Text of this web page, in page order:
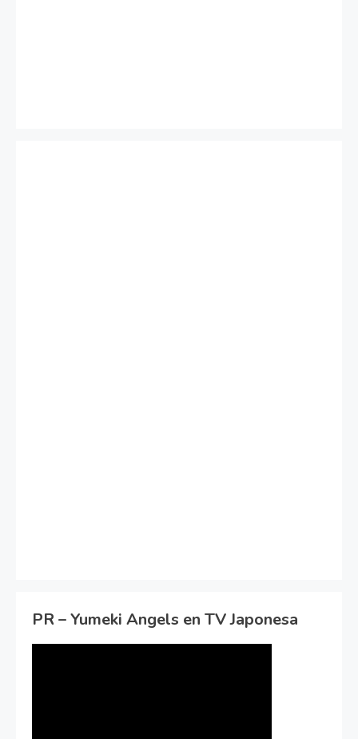
PR – Yumeki Angels en TV Japonesa